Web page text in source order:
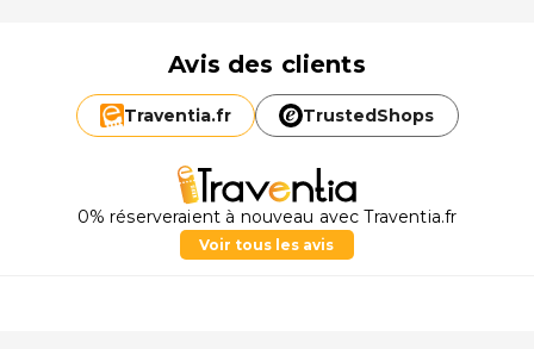
Avis des clients
Traventia.fr TrustedShops
0% réserveraient à nouveau avec Traventia.fr
Voir tous les avis